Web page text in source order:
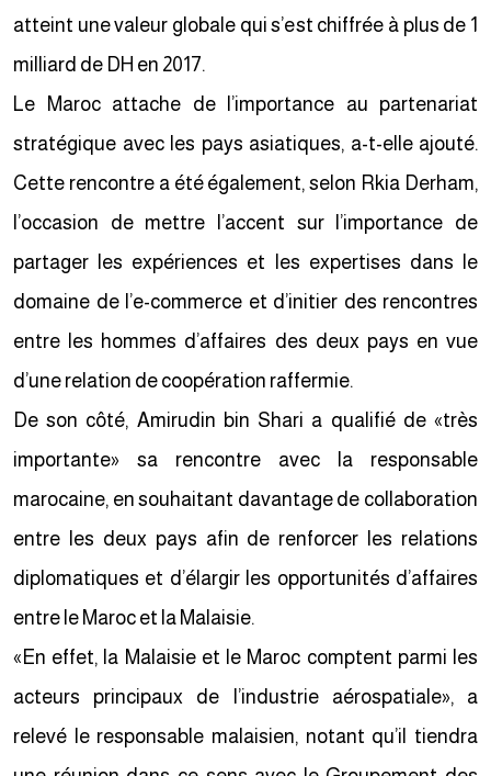
atteint une valeur globale qui s’est chiffrée à plus de 1
milliard de DH en 2017.
Le Maroc attache de l’importance au partenariat
stratégique avec les pays asiatiques, a-t-elle ajouté.
Cette rencontre a été également, selon Rkia Derham,
l’occasion de mettre l’accent sur l’importance de
partager les expériences et les expertises dans le
domaine de l’e-commerce et d’initier des rencontres
entre les hommes d’affaires des deux pays en vue
d’une relation de coopération raffermie.
De son côté, Amirudin bin Shari a qualifié de «très
importante» sa rencontre avec la responsable
marocaine, en souhaitant davantage de collaboration
entre les deux pays afin de renforcer les relations
diplomatiques et d’élargir les opportunités d’affaires
entre le Maroc et la Malaisie.
«En effet, la Malaisie et le Maroc comptent parmi les
acteurs principaux de l’industrie aérospatiale», a
relevé le responsable malaisien, notant qu’il tiendra